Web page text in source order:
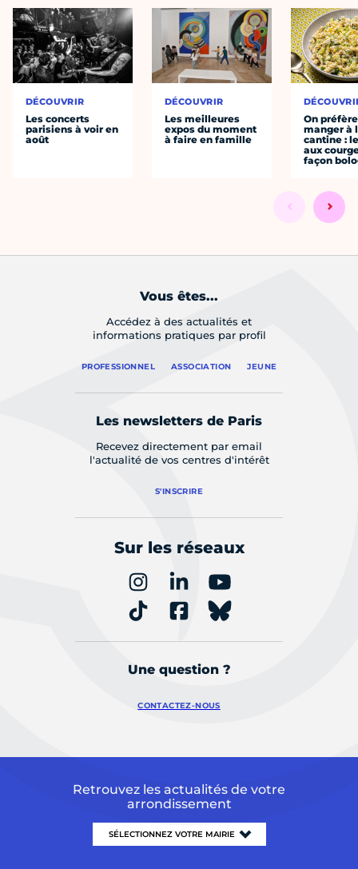
DÉCOUVRIR
Les concerts
parisiens à voir en
août
DÉCOUVRIR
Les meilleures
expos du moment
à faire en famille
On préfère
manger à
cantine :
aux
façon
Vous êtes...
Accédez à des actualités et
informations pratiques par profil
PROFESSIONNEL ASSOCIATION JEUNE
Les newsletters de Paris
Recevez directement par email
l'actualité de vos centres d'intérêt
S'INSCRIRE
Sur les réseaux
Une question ?
CONTACTEZ-NOUS
Retrouvez les actualités de votre
arrondissement